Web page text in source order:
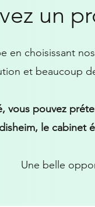
un
en choisissant
et beaucoup
vous pouvez
le cabinet
Une belle